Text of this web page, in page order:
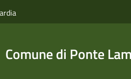
Comune di Ponte